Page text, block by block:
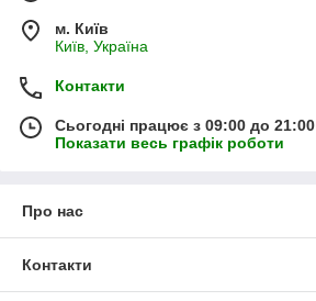
м. Київ
Київ, Україна
Контакти
Сьогодні працює з 09:00 до 21:00
Показати весь графік роботи
Про нас
Контакти